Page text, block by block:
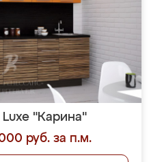
"Карина"
руб. за п.м.